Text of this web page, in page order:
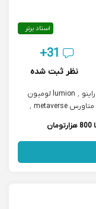
استاد برتر
31+
نظر ثبت شده
, lumion لومیون
متاورس metaverse
,